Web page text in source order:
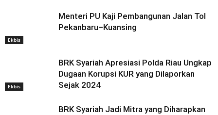
Ekbis
Menteri PU Kaji Pembangunan Jalan Tol
Pekanbaru–Kuansing
Ekbis
BRK Syariah Apresiasi Polda Riau Ungkap
Dugaan Korupsi KUR yang Dilaporkan
Sejak 2024
BRK Syariah Jadi Mitra yang Diharapkan